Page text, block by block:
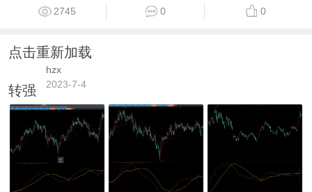
2745 0 0
点击重新加载
hzx
2023-7-4
转强